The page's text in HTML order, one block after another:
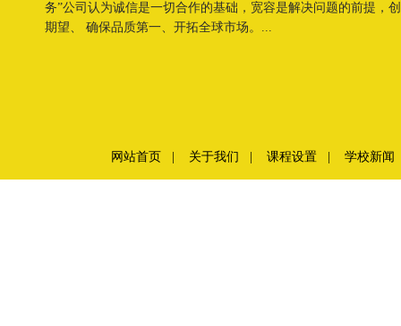
务”公司认为诚信是一切合作的基础，宽容是解决问题的前提，
期望、 确保品质第一、开拓全球市场。...
网站首页 关于我们 课程设置 学校新闻